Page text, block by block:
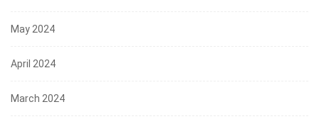
May 2024
April 2024
March 2024